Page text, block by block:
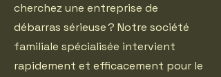
cherchez une entreprise de
débarras sérieuse ? Notre société
familiale spécialisée intervient
rapidement et efficacement pour le